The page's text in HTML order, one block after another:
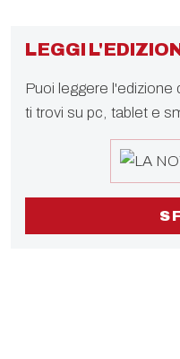
LEGGI
Puoi leggere l'edizione
ti trovi su pc, tablet e